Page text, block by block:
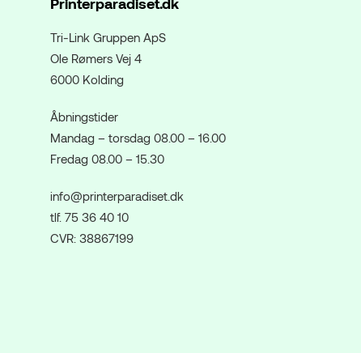
Tri-Link Gruppen ApS
Ole Rømers Vej 4
6000 Kolding
Åbningstider
Mandag – torsdag 08.00 – 16.00
Fredag 08.00 – 15.30
info@printerparadiset.dk
tlf. 75 36 40 10
CVR: 38867199